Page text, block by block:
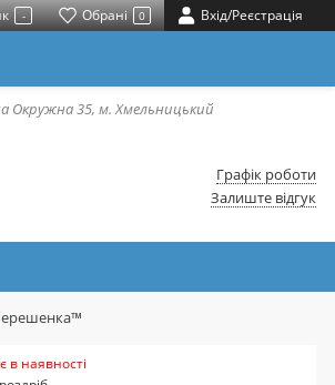
- Обрані 0 Вхід/Реєстрація
Окружна 35, м. Хмельницький
Графік роботи
Залиште відгук
в наявності